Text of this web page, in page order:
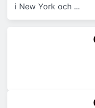
i New York och ...